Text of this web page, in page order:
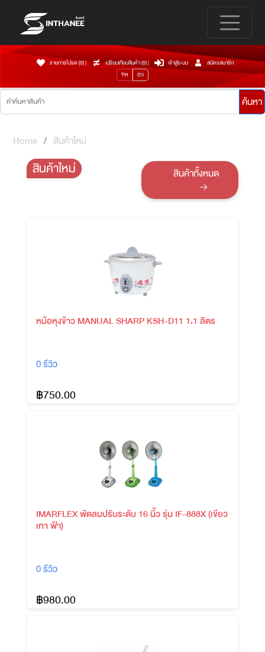
รายการโปรด (0)| เปรียบเทียบสินค้า (0)| เข้าสู่ระบบ
สมัครสมาชิก
TH
EN
ค้นหา
Home สินค้าใหม่
สินค้าใหม่ สินค้าทั้งหมด
หม้อหุงข้าว MANUAL SHARP KSH-D11 1.1 ลิตร
0 รีวิว
฿750.00
IMARFLEX พัดลมปรับระดับ 16 นิ้ว รุ่น IF-888X (เขียว
เทา ฟ้า)
0 รีวิว
฿980.00